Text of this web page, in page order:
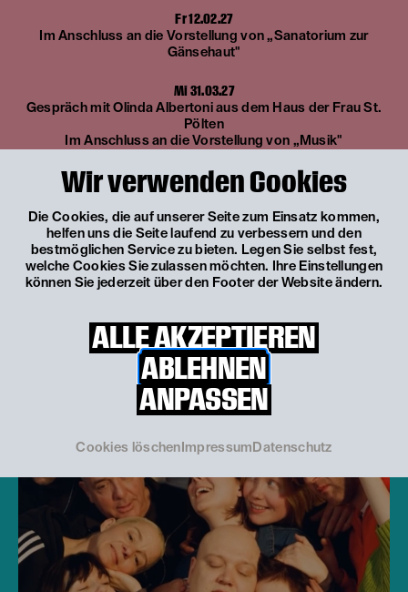
Wir verwenden Cookies
Die Cookies, die auf unserer Seite zum Einsatz kommen,
helfen uns die Seite laufend zu verbessern und den
bestmöglichen Service zu bieten. Legen Sie selbst fest,
welche Cookies Sie zulassen möchten. Ihre Einstellungen
können Sie jederzeit über den Footer der Website ändern.
ALLE AKZEPTIEREN
ABLEHNEN
ANPASSEN
Cookies löschen Impressum Datenschutz
Fr 12.02.27
Im Anschluss an die Vorstellung von „Sanatorium zur
Gänsehaut"
Mi 31.03.27
Gespräch mit Olinda Albertoni aus dem Haus der Frau St.
Pölten
Im Anschluss an die Vorstellung von „Musik"
Spielzeit 2026/27
Was spielt sich ab?
Vier Uraufführungen, drei österreichische
Erstaufführungen, internationale Gastspiele,
Kooperationen und partizipative initiativen...
MEHR
ERFAHREN